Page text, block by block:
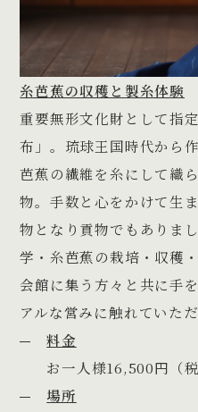
糸芭蕉の収穫と製糸体験
重要無形文化財として指
布」。琉球王国時代から
芭蕉の繊維を糸にして織
物。手数と心をかけて生
物となり貢物でもありま
学・糸芭蕉の栽培・収穫
会館に集う方々と共に手
アルな営みに触れていただ
料金
お一人様16,500円（税
場所